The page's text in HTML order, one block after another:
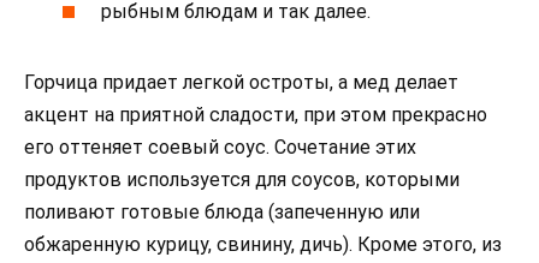
рыбным блюдам и так далее.
Горчица придает легкой остроты, а мед делает
акцент на приятной сладости, при этом прекрасно
его оттеняет соевый соус. Сочетание этих
продуктов используется для соусов, которыми
поливают готовые блюда (запеченную или
обжаренную курицу, свинину, дичь). Кроме этого, из